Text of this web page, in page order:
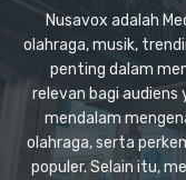
Nusavox adalah
olahraga, musik,
penting dalam
relevan bagi audiens
mendalam
olahraga, serta
populer. Selain itu,